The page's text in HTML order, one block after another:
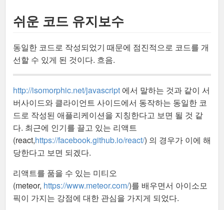
쉬운 코드 유지보수
동일한 코드로 작성되었기 때문에 점진적으로 코드를 개
선할 수 있게 된 것이다. 흐음.
http://isomorphic.net/javascript 에서 말하는 것과 같이 서
버사이드와 클라이언트 사이드에서 동작하는 동일한 코
드로 작성된 애플리케이션을 지칭한다고 보면 될 것 같
다. 최근에 인기를 끌고 있는 리액트
(react,https://facebook.github.io/react/) 의 경우가 이에 해
당한다고 보면 되겠다.
리액트를 품을 수 있는 미티오
(meteor, https://www.meteor.com/)를 배우면서 아이소모
픽이 가지는 강점에 대한 관심을 가지게 되었다.